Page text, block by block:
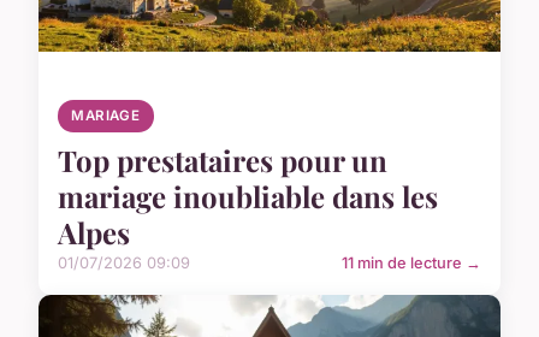
MARIAGE
Top prestataires pour un
mariage inoubliable dans les
Alpes
01/07/2026 09:09 11 min de lecture →